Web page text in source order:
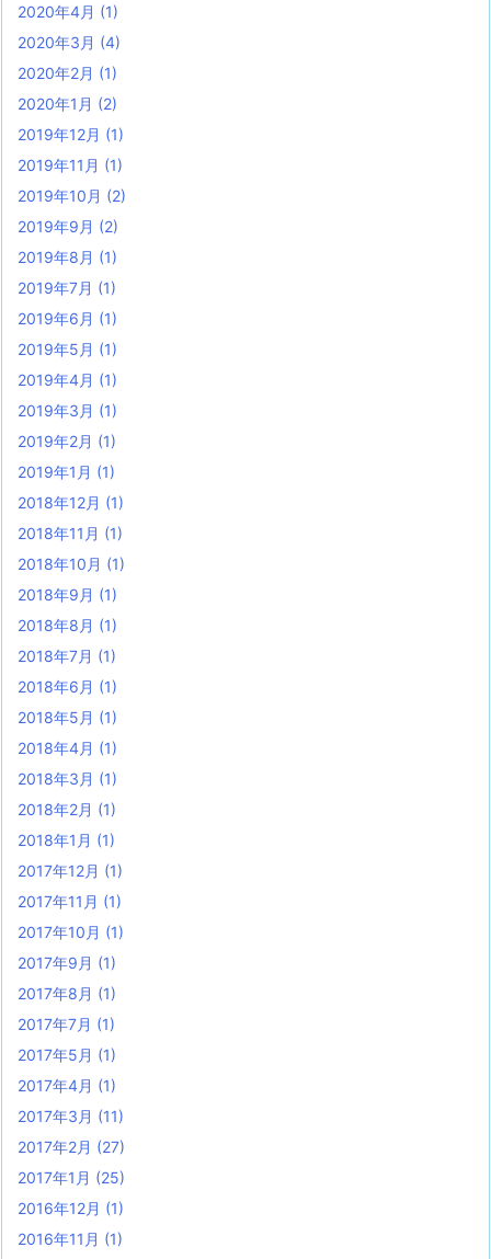
2020年4月 (1)
2020年3月 (4)
2020年2月 (1)
2020年1月 (2)
2019年12月 (1)
2019年11月 (1)
2019年10月 (2)
2019年9月 (2)
2019年8月 (1)
2019年7月 (1)
2019年6月 (1)
2019年5月 (1)
2019年4月 (1)
2019年3月 (1)
2019年2月 (1)
2019年1月 (1)
2018年12月 (1)
2018年11月 (1)
2018年10月 (1)
2018年9月 (1)
2018年8月 (1)
2018年7月 (1)
2018年6月 (1)
2018年5月 (1)
2018年4月 (1)
2018年3月 (1)
2018年2月 (1)
2018年1月 (1)
2017年12月 (1)
2017年11月 (1)
2017年10月 (1)
2017年9月 (1)
2017年8月 (1)
2017年7月 (1)
2017年5月 (1)
2017年4月 (1)
2017年3月 (11)
2017年2月 (27)
2017年1月 (25)
2016年12月 (1)
2016年11月 (1)